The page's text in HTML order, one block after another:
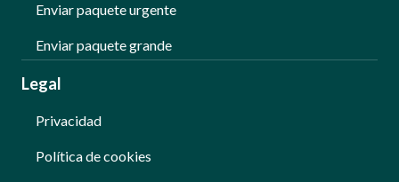
Enviar paquete urgente
Enviar paquete grande
Legal
Privacidad
Política de cookies